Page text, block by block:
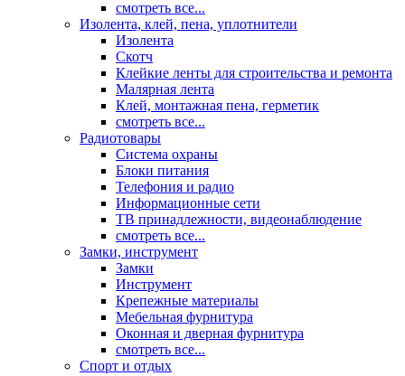
смотреть все...
Изолента, клей, пена, уплотнители
Изолента
Скотч
Клейкие ленты для строительства и ремонта
Малярная лента
Клей, монтажная пена, герметик
смотреть все...
Радиотовары
Система охраны
Блоки питания
Телефония и радио
Информационные сети
ТВ принадлежности, видеонаблюдение
смотреть все...
Замки, инструмент
Замки
Инструмент
Крепежные материалы
Мебельная фурнитура
Оконная и дверная фурнитура
смотреть все...
Спорт и отдых